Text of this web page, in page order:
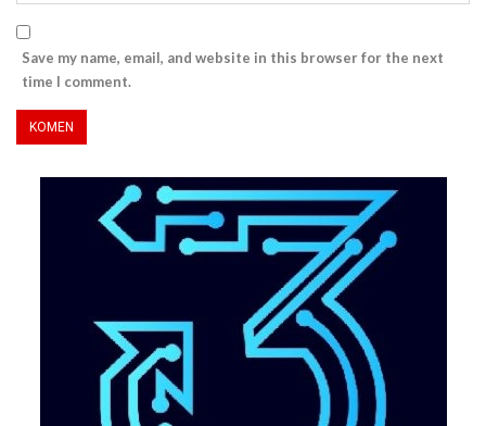
Save my name, email, and website in this browser for the next
time I comment.